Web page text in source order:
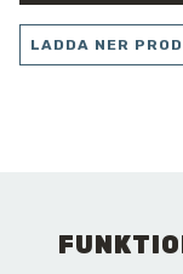
LADDA NER